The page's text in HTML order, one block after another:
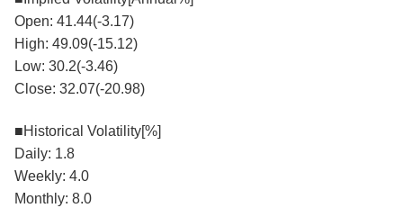
Open: 41.44(-3.17)
High: 49.09(-15.12)
Low: 30.2(-3.46)
Close: 32.07(-20.98)
■Historical Volatility[%]
Daily: 1.8
Weekly: 4.0
Monthly: 8.0